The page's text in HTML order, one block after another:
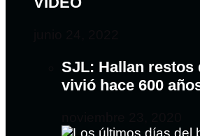
SJL: Hallan restos
vivió hace 600